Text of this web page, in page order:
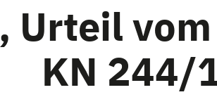
Urteil
KN 244/